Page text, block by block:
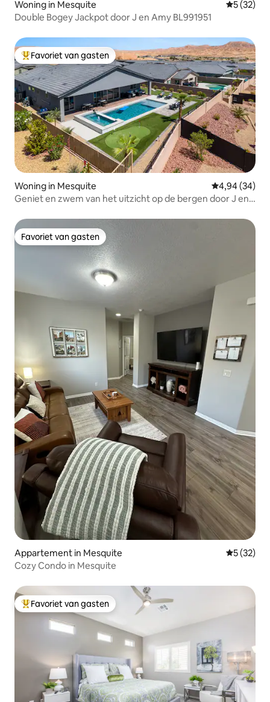
Woning in Mesquite
5 (32)
Double Bogey Jackpot door J en Amy BL991951
Topfavoriet van gasten
Favoriet van gasten
Woning in Mesquite Gemiddelde
4,94 (34)
Geniet en zwem van het uitzicht op de bergen door J en
Favoriet van gasten
Favoriet van gasten
Appartement in Mesquite
5 (32)
Cozy Condo in Mesquite
Topfavoriet van gasten
Favoriet van gasten